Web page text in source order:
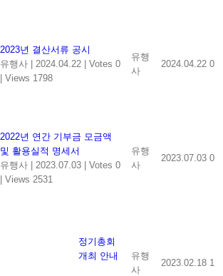
2023년 결산서류 공시
유행사 | 2024.04.22 | Votes 0
| Views 1798
유행
사
2024.04.22 0
2022년 연간 기부금 모금액
및 활용실적 명세서
유행사 | 2023.07.03 | Votes 0
| Views 2531
유행
사
2023.07.03 0
정기총회
개최 안내
유행
사
2023.02.18 1